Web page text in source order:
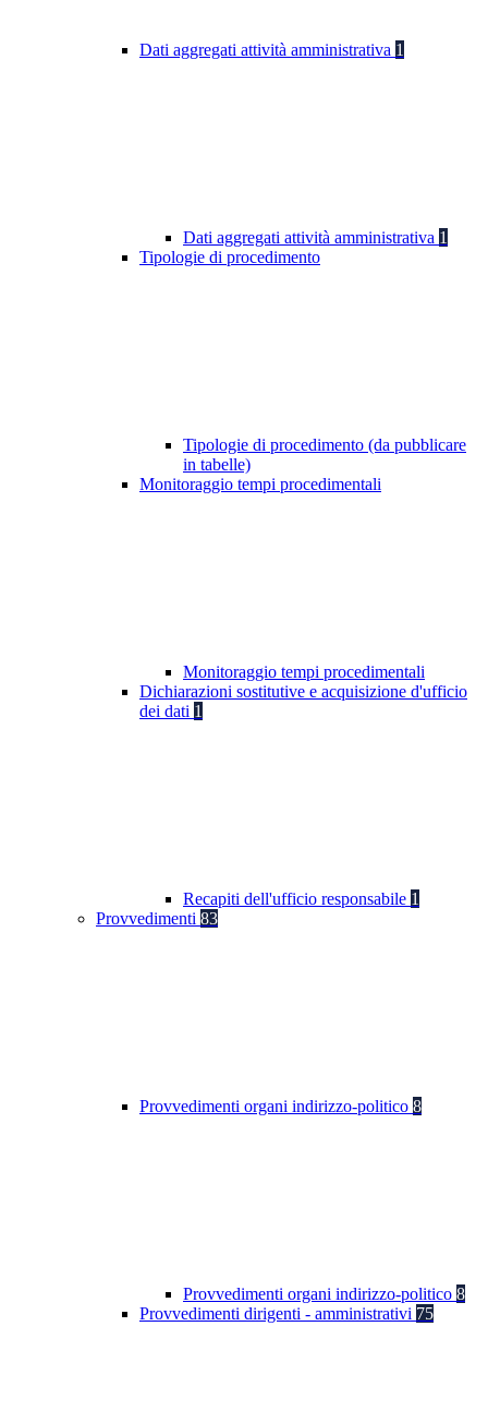
Dati aggregati attività amministrativa 1
Dati aggregati attività amministrativa 1
Tipologie di procedimento
Tipologie di procedimento (da pubblicare
in tabelle)
Monitoraggio tempi procedimentali
Monitoraggio tempi procedimentali
Dichiarazioni sostitutive e acquisizione d'ufficio
dei dati 1
Recapiti dell'ufficio responsabile 1
Provvedimenti 83
Provvedimenti organi indirizzo-politico 8
Provvedimenti organi indirizzo-politico 8
Provvedimenti dirigenti - amministrativi 75